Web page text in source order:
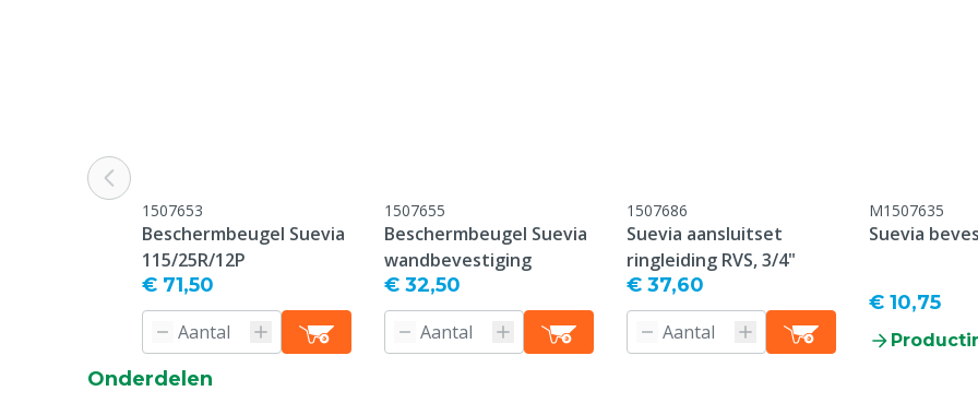
Specifieke diergroep
Waterafgifte regelbaar
Type drinkbak
Drinkschaal
Materiaal watervoorziening
Messing
Groen
Aansluiting ingang
1507653
Beschermbeugel Suevia
115/25R/12P
€ 71,50
1507655
Beschermbeugel Suevia
wandbevestiging
€ 32,50
1507686
Suevia aansluitset
ringleiding RVS, 3/4"
€ 37,60
M1507635
Suevia
€ 10,75
Onderdelen